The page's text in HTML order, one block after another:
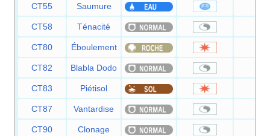
CT55 Saumure
CT58 Ténacité
CT80 Éboulement
CT82 Blabla Dodo
CT83 Piétisol
CT87 Vantardise
CT90 Clonage